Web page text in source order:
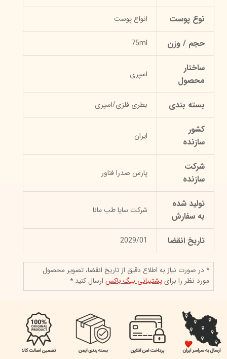
نوع پوست انواع پوست
حجم / وزن 75ml
ساختار
محصول
اسپری
بسته بندی بطری فلزی/اسپری
کشور
سازنده
ایران
شرکت
سازنده
پارس صدرا فناور
تولید شده
به سفارش
شرکت سایا طب مانا
تاریخ انقضا 2029/01
* در صورت نیاز به اطلاع دقیق از تاریخ انقضا، تصویر محصول
مورد نظر را برایپشتیبانی بیگ باکسارسال کنید *